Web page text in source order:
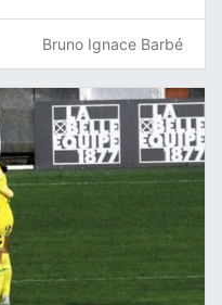
Bruno Ignace Barbé